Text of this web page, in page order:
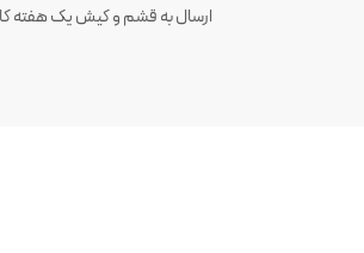
ارسال به قشم و کیش یک هفته